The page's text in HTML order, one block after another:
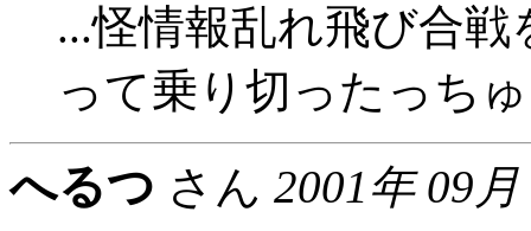
...怪情報乱れ飛び合
って乗り切ったっち
へるつ さん 2001年 09